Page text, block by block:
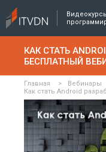
КАК СТАТЬ
БЕСПЛАТНЫЙ
Главная > Вебинары
Как стать Android